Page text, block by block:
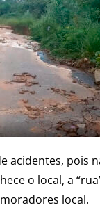
acidentes, pois
o local, a
local.